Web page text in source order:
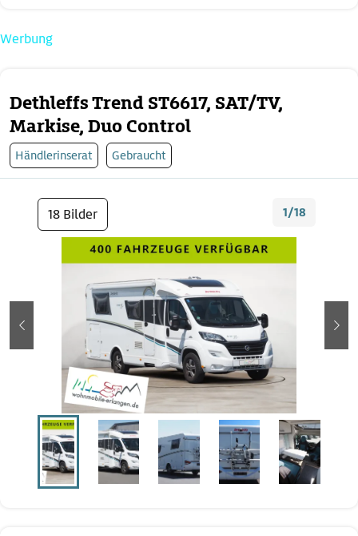
Dethleffs Trend ST6617, SAT/TV,
Markise, Duo Control
Händlerinserat Gebraucht
18 Bilder 1/18
zurück
Werbung